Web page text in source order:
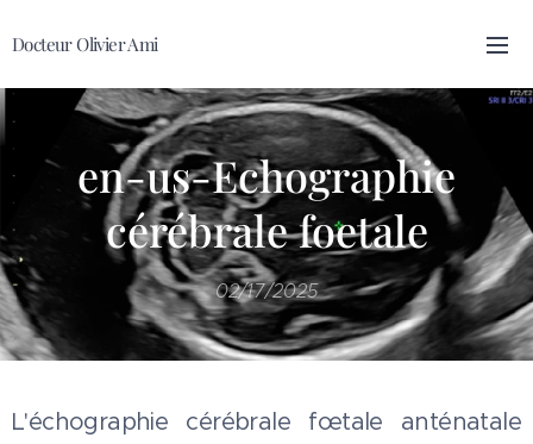
Docteur Olivier Ami
en-us-Echographie
cérébrale foetale
02/17/2025
L'échographie cérébrale fœtale anténatale